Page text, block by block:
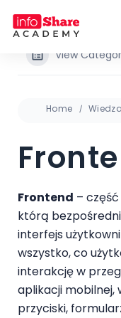
View
Home
Frontend –
którą
interfejs
wszystko, co
interakcję w
aplikacji mobilnej,
przyciski,